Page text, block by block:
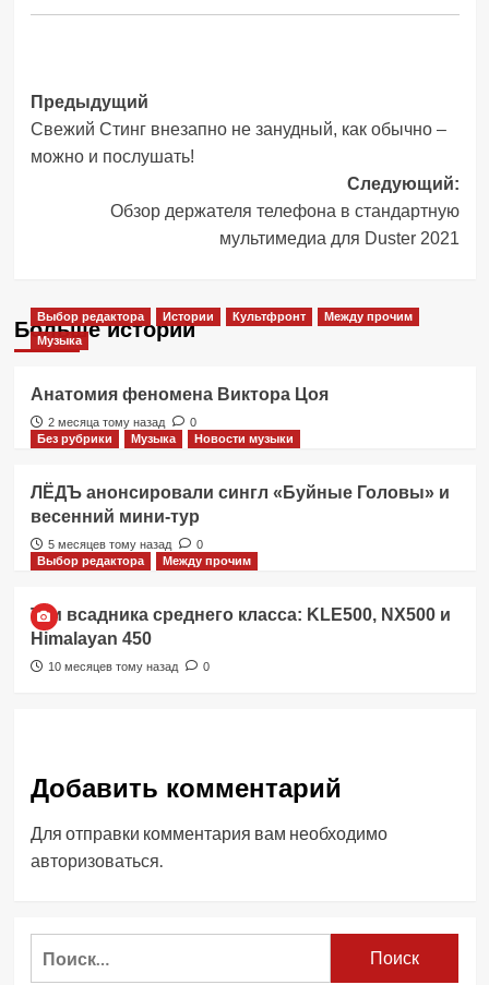
Навигация
записи
Предыдущий
Свежий Стинг внезапно не занудный, как обычно –
можно и послушать!
Следующий:
Обзор держателя телефона в стандартную
мультимедиа для Duster 2021
Больше историй
Выбор редактора Истории Культфронт
Между прочим
Музыка
Анатомия феномена Виктора Цоя
2 месяца тому назад
0
Без рубрики
Музыка Новости музыки
ЛЁДЪ анонсировали сингл «Буйные Головы» и
весенний мини-тур
5 месяцев тому назад
0
Выбор редактора
Между прочим
Три всадника среднего класса: KLE500, NX500 и
Himalayan 450
10 месяцев тому назад 0
Добавить комментарий
Для отправки комментария вам необходимо
авторизоваться